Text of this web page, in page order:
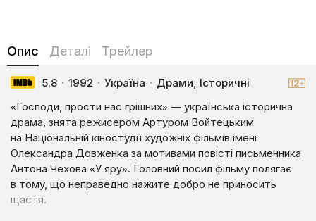
Опис Деталі Трейлер
5.8 · 1992 · Україна · Драми, Історичні
«Господи, прости нас грішних» — українська історична
драма, знята режисером Артуром Войтецьким
на Національній кіностудії художніх фільмів імені
Олександра Довженка за мотивами повісті письменника
Антона Чехова «У яру». Головний посил фільму полягає
в тому, що неправедно нажите добро не приносить
щастя.